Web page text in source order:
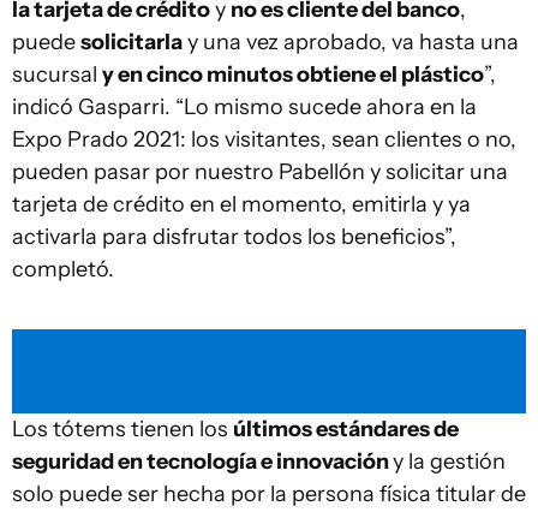
la tarjeta de créditoy no es cliente del banco,
puedesolicitarlay una vez aprobado, va hasta una
sucursal y en cinco minutos obtiene el plástico”,
indicó Gasparri. “Lo mismo sucede ahora en la
Expo Prado 2021: los visitantes, sean clientes o no,
pueden pasar por nuestro Pabellón y solicitar una
tarjeta de crédito en el momento, emitirla y ya
activarla para disfrutar todos los beneficios”,
completó.
Los tótems tienen los últimos estándares de
seguridad en tecnología e innovacióny la gestión
solo puede ser hecha por la persona física titular de